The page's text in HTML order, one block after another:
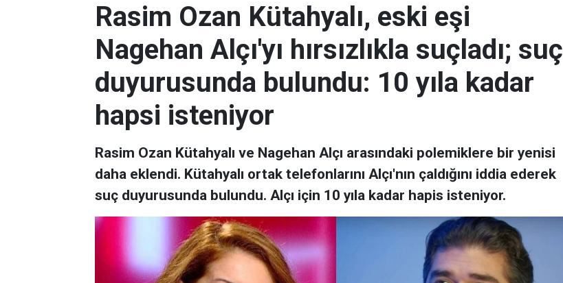
Rasim Ozan Kütahyalı, eski eşi
Nagehan Alçı'yı hırsızlıkla suçladı; suç
duyurusunda bulundu: 10 yıla kadar
hapsi isteniyor
Rasim Ozan Kütahyalı ve Nagehan Alçı arasındaki polemiklere bir yenisi
daha eklendi. Kütahyalı ortak telefonlarını Alçı'nın çaldığını iddia ederek
suç duyurusunda bulundu. Alçı için 10 yıla kadar hapis isteniyor.